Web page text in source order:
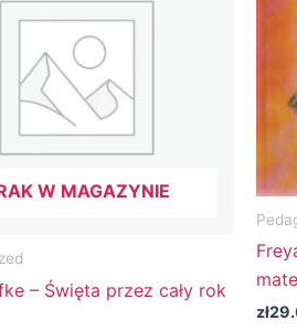
W MAGAZYNIE
– Święta przez cały rok
zł